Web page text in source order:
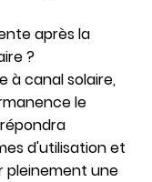
après la
?
à canal solaire,
le
d'utilisation et
pleinement une